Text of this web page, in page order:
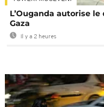
L’Ouganda autorise
Gaza
Il y a 2 heures